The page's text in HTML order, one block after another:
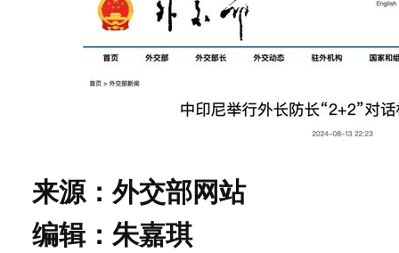
来源：外交部网站
编辑：朱嘉琪